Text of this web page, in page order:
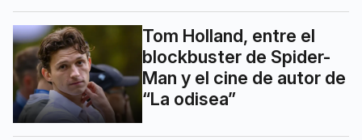
Tom Holland, entre el
blockbuster de Spider-
Man y el cine de autor de
“La odisea”